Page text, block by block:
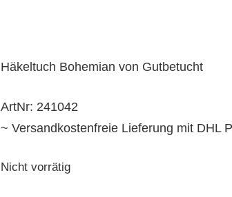
Häkeltuch Bohemian von Gutbetucht
ArtNr: 241042
~ Versandkostenfreie Lieferung mit DHL
Nicht vorrätig